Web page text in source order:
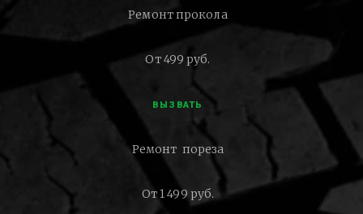
Ремонт прокола
От 499 руб.
ВЫЗВАТЬ
Ремонт пореза
От 1 499 руб.